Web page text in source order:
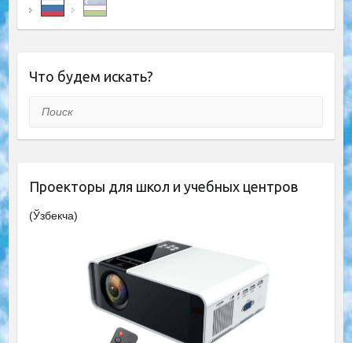
Что будем искать?
Поиск
Проекторы для школ и учебных центров
(Ўзбекча)